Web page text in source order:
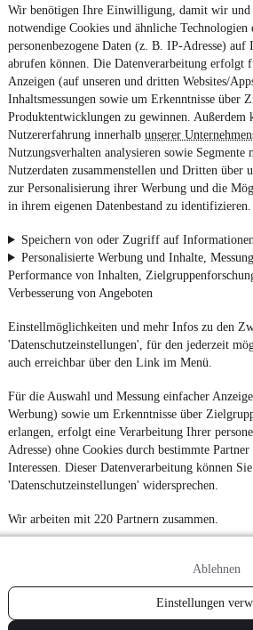
Wir benötigen Ihre Einwilligung, damit wir und
notwendige Cookies und ähnliche Technologien
personenbezogene Daten (z. B. IP-Adresse)
abrufen können. Die Datenverarbeitung erfolgt
Anzeigen (auf unseren und dritten Websites/
Inhaltsmessungen sowie um Erkenntnisse über
Produktentwicklungen zu gewinnen. Außerdem
Nutzererfahrung innerhalb unserer
Nutzungsverhalten analysieren sowie Segmente
Nutzerdaten zusammenstellen und Dritten über
zur Personalisierung ihrer Werbung und die
in ihrem eigenen Datenbestand zu identifizieren.
Speichern von oder Zugriff auf
Personalisierte Werbung und Inhalte,
Performance von Inhalten,
Verbesserung von Angeboten
Einstellmöglichkeiten und mehr Infos zu den
'Datenschutzeinstellungen', für den jederzeit
auch erreichbar über den Link im Menü.
Für die Auswahl und Messung einfacher
Werbung) sowie um Erkenntnisse über
erlangen, erfolgt eine Verarbeitung Ihrer
Adresse) ohne Cookies durch bestimmte
Interessen. Dieser Datenverarbeitung können
'Datenschutzeinstellungen' widersprechen.
Wir arbeiten mit 220 Partnern zusammen.
Ablehnen
Einstellungen
4.6 Sterne
Nutze mobile.de schnell und
Impressum
AGB
Vertrag widerrufen
Datenschutz
Datenschutzeinstellungen
Erklärung zur Barrierefreiheit
Report Security Vulnerability (English)
Powered by
Noch mehrneue Autos
Leasing-Angebote, gibt es